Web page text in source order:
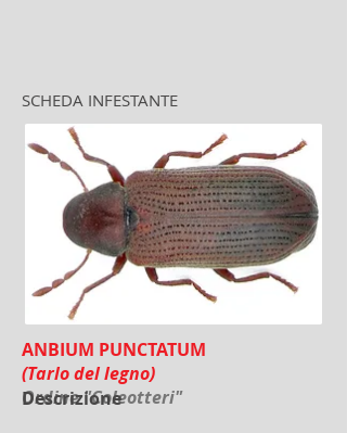
SCHEDA INFESTANTE
ANBIUM PUNCTATUM
(Tarlo del legno)
Ordine "Coleotteri"
Descrizione